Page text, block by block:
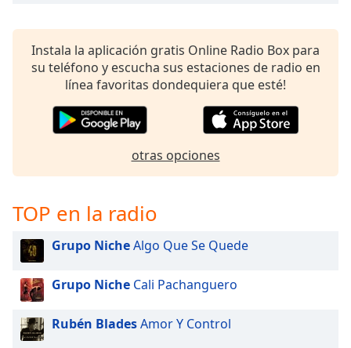
Instala la aplicación gratis Online Radio Box para
su teléfono y escucha sus estaciones de radio en
línea favoritas dondequiera que esté!
otras opciones
TOP en la radio
Grupo NicheAlgo Que Se Quede
Grupo Niche Cali Pachanguero
Rubén BladesAmor Y Control